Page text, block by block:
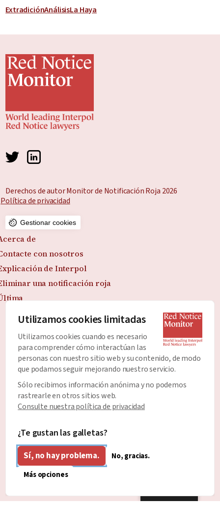
Utilizamos cookies limitadas
Utilizamos cookies cuando es necesario
para comprender cómo interactúan las
personas con nuestro sitio web y su contenido, de modo
que podamos seguir mejorando nuestro servicio.
Sólo recibimos información anónima y no podemos
rastrearle en otros sitios web.
Consulte nuestra política de privacidad
¿Te gustan las galletas?
Sí, no hay problema.
No, gracias.
Más opciones
ExtradiciónAnálisisLa Haya
Derechos de autor Monitor de Notificación Roja 2026
Política de privacidad
Gestionar cookies
de
con nosotros
de Interpol
una notificación roja
Únete al Boletín
Manténgase al día con todas las últimas noticias y
desarrollos sobre las Notificaciones Rojas.
Dirección de correo electrónico*